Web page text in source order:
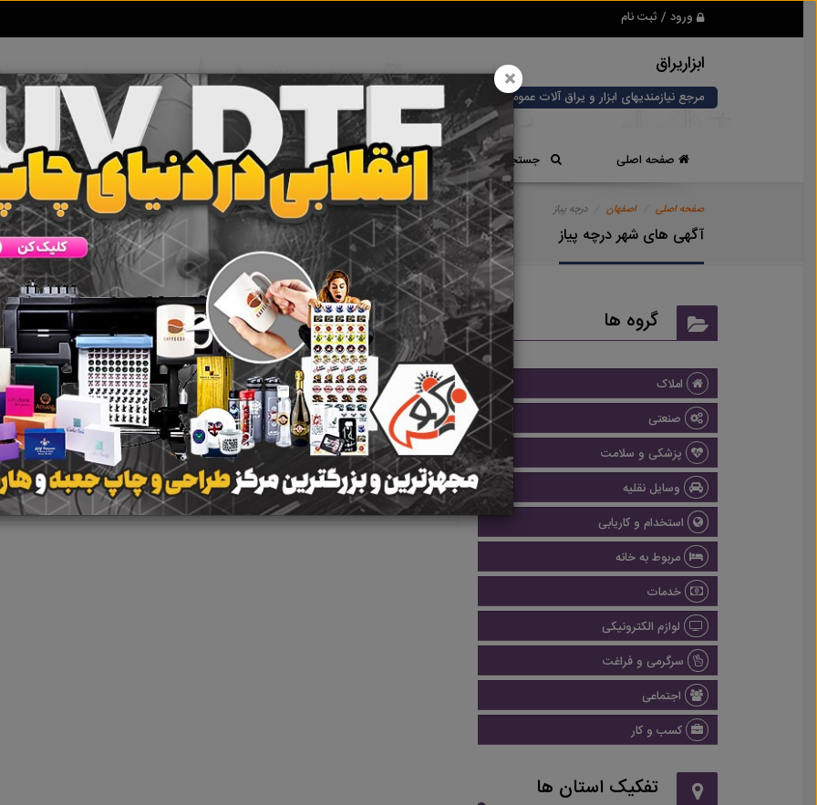
ورود / ثبت نام
ابزاریراق
مرجع نیازمندیهای ابزار و یراق آلات عمومی و صنعتی
صفحه اصلی جستجوی سریع تعرفه آگهی ها خبرهای سایت تماس با ما
صفحه اصلی اصفهان درچه پیاز
آگهی های شهر درچه پیاز
نتیجه ای
گروه ها
املاک
صنعتی
پزشکی و سلامت
وسایل نقلیه
استخدام و کاریابی
مربوط به خانه
خدمات
لوازم الکترونیکی
سرگرمی و فراغت
اجتماعی
کسب و کار
تفکیک استان ها
×